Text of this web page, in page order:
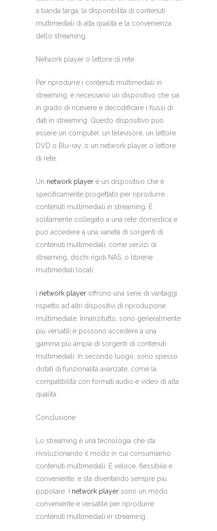
a banda larga, la disponibilità di contenuti
multimediali di alta qualità e la convenienza
dello streaming.
Network player o lettore di rete
Per riprodurre i contenuti multimediali in
streaming, è necessario un dispositivo che sia
in grado di ricevere e decodificare i flussi di
dati in streaming. Questo dispositivo può
essere un computer, un televisore, un lettore
DVD o Blu-ray, o un network player o lettore
di rete.
Un network player è un dispositivo che è
specificamente progettato per riprodurre
contenuti multimediali in streaming. È
solitamente collegato a una rete domestica e
può accedere a una varietà di sorgenti di
contenuti multimediali, come servizi di
streaming, dischi rigidi NAS, o librerie
multimediali locali.
network player offrono una serie di vantaggi
rispetto ad altri dispositivi di riproduzione
multimediale. Innanzitutto, sono generalmente
più versatili e possono accedere a una
gamma più ampia di sorgenti di contenuti
multimediali. In secondo luogo, sono spesso
dotati di funzionalità avanzate, come la
compatibilità con formati audio e video di alta
qualità.
Conclusione
Lo streaming è una tecnologia che sta
rivoluzionando il modo in cui consumiamo
contenuti multimediali. È veloce, flessibile e
conveniente, e sta diventando sempre più
popolare. I
network player sono un modo
conveniente e versatile per riprodurre
contenuti multimediali in streaming.